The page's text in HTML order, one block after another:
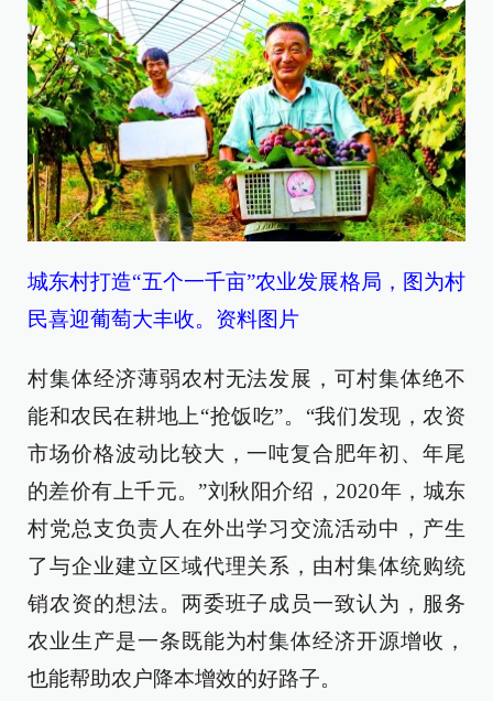
城东村打造“五个一千亩”农业发展格局，图为村
民喜迎葡萄大丰收。资料图片
村集体经济薄弱农村无法发展，可村集体绝不
能和农民在耕地上“抢饭吃”。“我们发现，农资
市场价格波动比较大，一吨复合肥年初、年尾
的差价有上千元。”刘秋阳介绍，2020年，城东
村党总支负责人在外出学习交流活动中，产生
了与企业建立区域代理关系，由村集体统购统
销农资的想法。两委班子成员一致认为，服务
农业生产是一条既能为村集体经济开源增收，
也能帮助农户降本增效的好路子。